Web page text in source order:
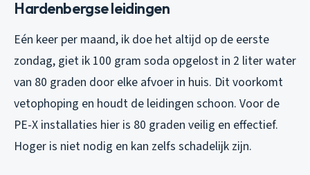
Hardenbergse leidingen
Eén keer per maand, ik doe het altijd op de eerste
zondag, giet ik 100 gram soda opgelost in 2 liter water
van 80 graden door elke afvoer in huis. Dit voorkomt
vetophoping en houdt de leidingen schoon. Voor de
PE-X installaties hier is 80 graden veilig en effectief.
Hoger is niet nodig en kan zelfs schadelijk zijn.